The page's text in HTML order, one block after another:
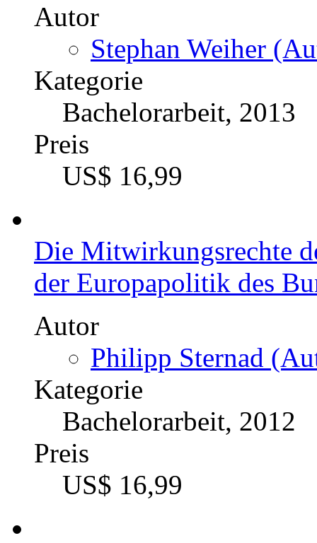
Autor
Stephan Weiher
Kategorie
Bachelorarbeit, 2013
Preis
US$ 16,99
Die Mitwirkungsrechte
der Europapolitik des
Autor
Philipp Sternad
Kategorie
Bachelorarbeit, 2012
Preis
US$ 16,99